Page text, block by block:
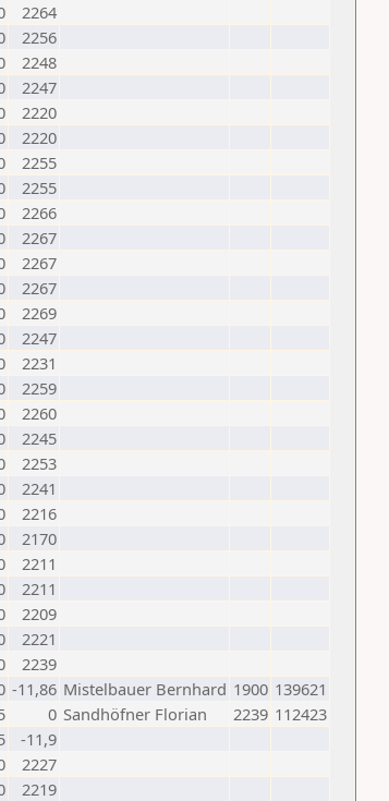
2264
2256
2248
2247
2220
2220
2255
2255
2266
2267
2267
2267
2269
2247
2231
2259
2260
2245
2253
2241
2216
2170
2211
2211
2209
2221
2239
-11,86 Mistelbauer Bernhard 1900 139621
0 Sandhöfner Florian 2239 112423
-11,9
2227
2219